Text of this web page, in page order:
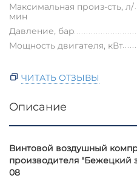
Максимальная произ-сть, л/
мин
Давление, бар
Мощность двигателя, кВт
ЧИТАТЬ ОТЗЫВЫ
Описание
Винтовой воздушный
производителя "Бежецкий
08